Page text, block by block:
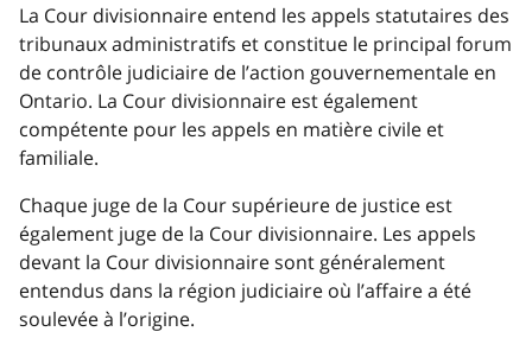
La Cour divisionnaire entend les appels statutaires des
tribunaux administratifs et constitue le principal forum
de contrôle judiciaire de l’action gouvernementale en
Ontario. La Cour divisionnaire est également
compétente pour les appels en matière civile et
familiale.
Chaque juge de la Cour supérieure de justice est
également juge de la Cour divisionnaire. Les appels
devant la Cour divisionnaire sont généralement
entendus dans la région judiciaire où l’affaire a été
soulevée à l’origine.